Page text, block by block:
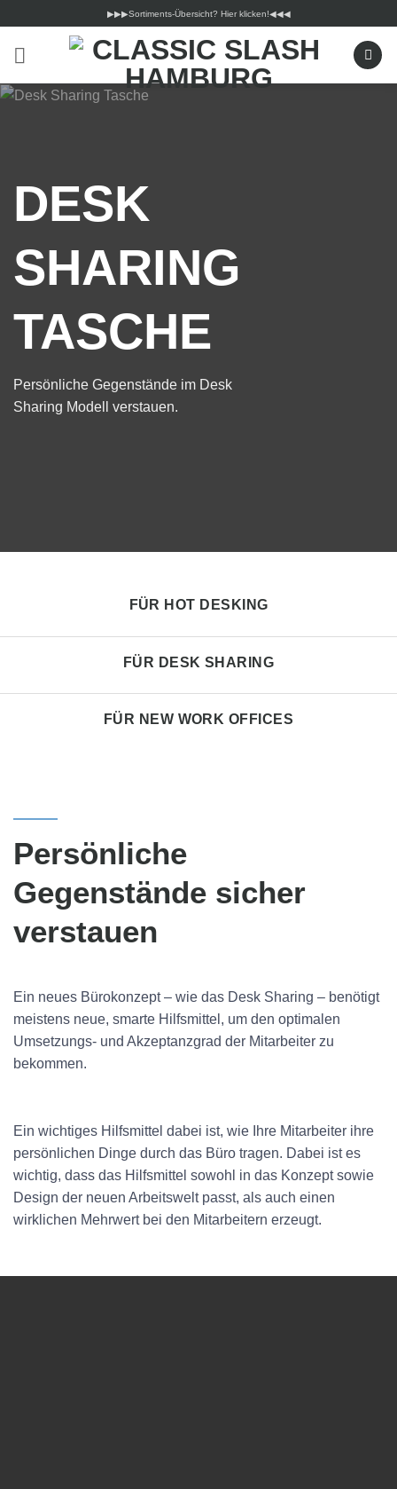
springen
▶︎▶︎▶︎Sortiments-Übersicht? Hier klicken!◀︎◀︎◀︎
DESK
SHARING
TASCHE
Persönliche Gegenstände im Desk
Sharing Modell verstauen.
FÜR HOT DESKING
FÜR DESK SHARING
FÜR NEW WORK OFFICES
Persönliche
Gegenstände sicher
verstauen
Ein neues Bürokonzept – wie das Desk Sharing – benötigt
meistens neue, smarte Hilfsmittel, um den optimalen
Umsetzungs- und Akzeptanzgrad der Mitarbeiter zu
bekommen.
Ein wichtiges Hilfsmittel dabei ist, wie Ihre Mitarbeiter ihre
persönlichen Dinge durch das Büro tragen. Dabei ist es
wichtig, dass das Hilfsmittel sowohl in das Konzept sowie
Design der neuen Arbeitswelt passt, als auch einen
wirklichen Mehrwert bei den Mitarbeitern erzeugt.